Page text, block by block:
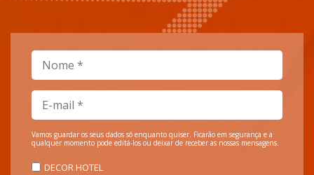
Vamos guardar os seus dados só enquanto quiser. Ficarão em segurança e a
qualquer momento pode editá-los ou deixar de receber as nossas mensagens.
DECOR HOTEL